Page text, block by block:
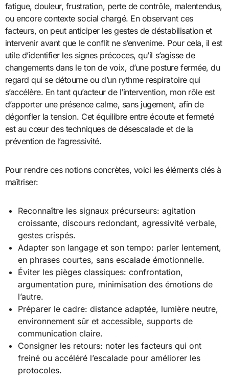
fatigue, douleur, frustration, perte de contrôle, malentendus,
ou encore contexte social chargé. En observant ces
facteurs, on peut anticiper les gestes de déstabilisation et
intervenir avant que le conflit ne s’envenime. Pour cela, il est
utile d’identifier les signes précoces, qu’il s’agisse de
changements dans le ton de voix, d’une posture fermée, du
regard qui se détourne ou d’un rythme respiratoire qui
s’accélère. En tant qu’acteur de l’intervention, mon rôle est
d’apporter une présence calme, sans jugement, afin de
dégonfler la tension. Cet équilibre entre écoute et fermeté
est au cœur des techniques de désescalade et de la
prévention de l’agressivité.
Pour rendre ces notions concrètes, voici les éléments clés à
maîtriser:
Reconnaître les signaux précurseurs: agitation
croissante, discours redondant, agressivité verbale,
gestes crispés.
Adapter son langage et son tempo: parler lentement,
en phrases courtes, sans escalade émotionnelle.
Éviter les pièges classiques: confrontation,
argumentation pure, minimisation des émotions de
l’autre.
Préparer le cadre: distance adaptée, lumière neutre,
environnement sûr et accessible, supports de
communication claire.
Consigner les retours: noter les facteurs qui ont
freiné ou accéléré l’escalade pour améliorer les
protocoles.